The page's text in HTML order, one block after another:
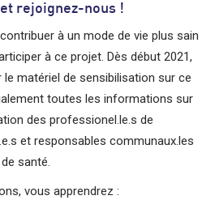
rejoignez-nous !
à un mode de vie plus sain
à ce projet. Dès début 2021,
matériel de sensibilisation sur ce
toutes les informations sur
des professionel.le.s de
et responsables communaux.les
santé.
vous apprendrez :